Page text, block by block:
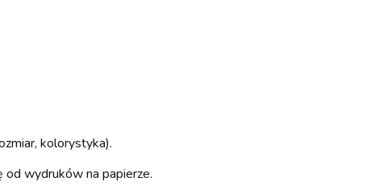
kolorystyka).
od wydruków na papierze.